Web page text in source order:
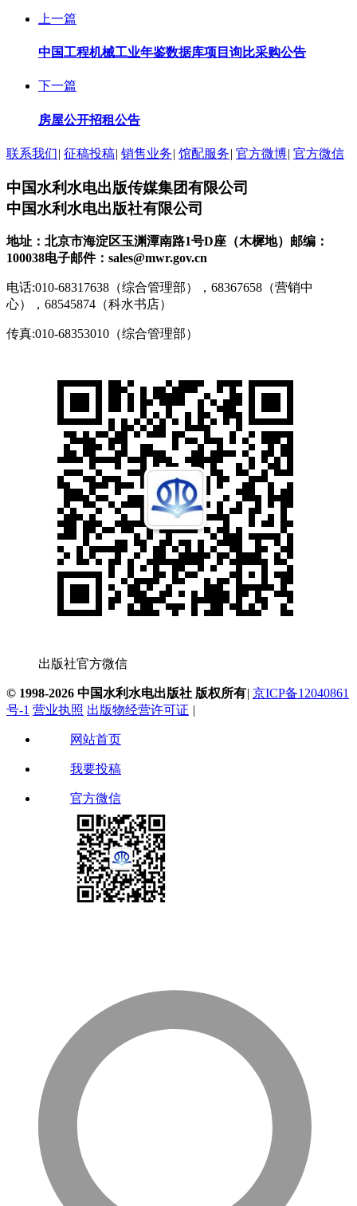
上一篇
中国工程机械工业年鉴数据库项目询比采购公告
下一篇
房屋公开招租公告
联系我们| 征稿投稿| 销售业务| 馆配服务| 官方微博| 官方微信
中国水利水电出版传媒集团有限公司
中国水利水电出版社有限公司
地址：北京市海淀区玉渊潭南路1号D座（木樨地） 邮编：
100038电子邮件：sales@mwr.gov.cn
电话:010-68317638（综合管理部），68367658（营销中
心），68545874（科水书店）
传真:010-68353010（综合管理部）
出版社官方微信
© 1998-2026 中国水利水电出版社 版权所有| 京ICP备12040861
号-1 营业执照 出版物经营许可证 |
网站首页
我要投稿
官方微信